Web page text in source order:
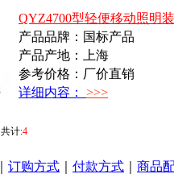
QYZ4700型轻便移动照明
产品品牌：国标产品
产品产地：上海
参考价格：厂价直销
详细内容： >>>
共计:4
订购方式 付款方式 商品